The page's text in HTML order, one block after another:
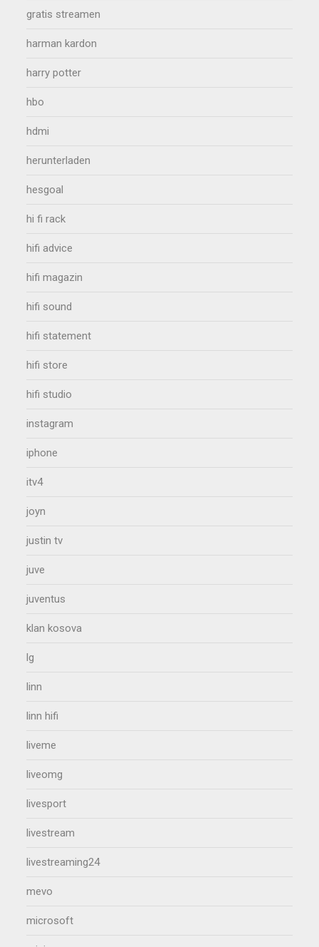
gratis streamen
harman kardon
harry potter
hbo
hdmi
herunterladen
hesgoal
hi fi rack
hifi advice
hifi magazin
hifi sound
hifi statement
hifi store
hifi studio
instagram
iphone
itv4
joyn
justin tv
juve
juventus
klan kosova
lg
linn
linn hifi
liveme
liveomg
livesport
livestream
livestreaming24
mevo
microsoft